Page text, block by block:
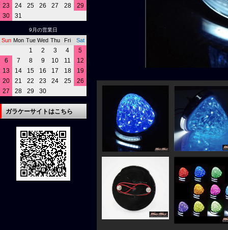
23
24 25 26 27 28
29
30
31
9月の営業日
Sun Mon Tue Wed Thu Fri Sat
1 2 3 4
5
6
7 8 9 10 11
12
13
14 15 16 17 18
19
20
21 22 23 24 25
26
27
28 29 30
ガラケーサイトはこちら